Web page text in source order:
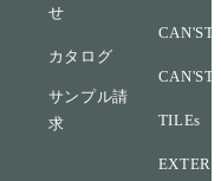
せ
カタログ
サンプル請
求
TILEs